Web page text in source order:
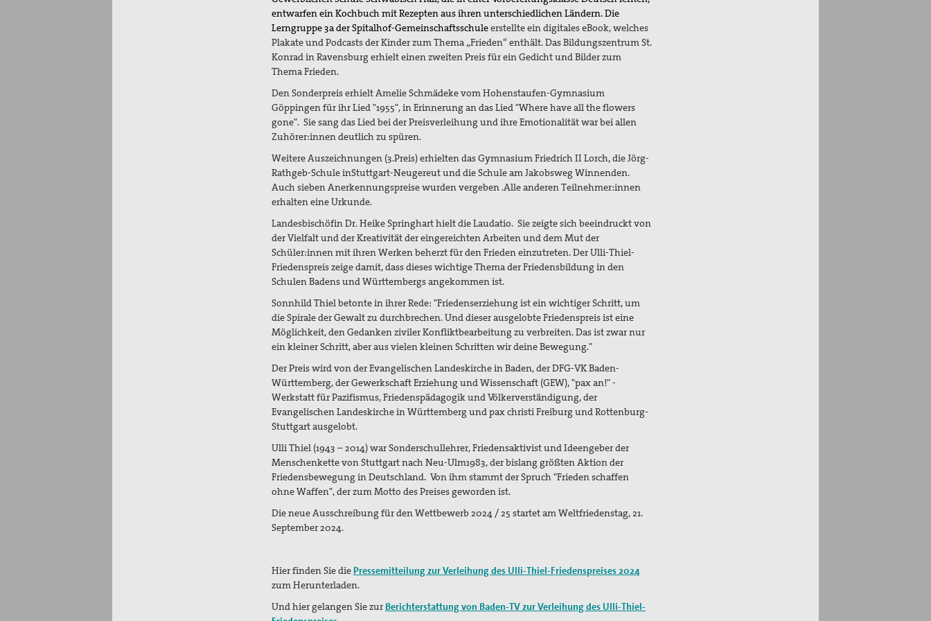
entwarfen ein Kochbuch mit Rezepten aus ihren unterschiedlichen Ländern. Die
Lerngruppe 3a der Spitalhof-Gemeinschaftsschuleerstellte ein digitales eBook, welches
Plakate und Podcasts der Kinder zum Thema „Frieden“ enthält. Das Bildungszentrum St.
Konrad in Ravensburg erhielt einen zweiten Preis für ein Gedicht und Bilder zum
Thema Frieden.
Den Sonderpreis erhielt Amelie Schmädeke vom Hohenstaufen-Gymnasium
Göppingen für ihr Lied "1955", in Erinnerung an das Lied "Where have all the flowers
gone". Sie sang das Lied bei der Preisverleihung und ihre Emotionalität war bei allen
Zuhörer:innen deutlich zu spüren.
Weitere Auszeichnungen (3.Preis) erhielten das Gymnasium Friedrich II Lorch, die Jörg-
Rathgeb-Schule inStuttgart-Neugereut und die Schule am Jakobsweg Winnenden.
Auch sieben Anerkennungspreise wurden vergeben .Alle anderen Teilnehmer:innen
erhalten eine Urkunde.
Landesbischöfin Dr. Heike Springhart hielt die Laudatio. Sie zeigte sich beeindruckt von
der Vielfalt und der Kreativität der eingereichten Arbeiten und dem Mut der
Schüler:innen mit ihren Werken beherzt für den Frieden einzutreten. Der Ulli-Thiel-
Friedenspreis zeige damit, dass dieses wichtige Thema der Friedensbildung in den
Schulen Badens und Württembergs angekommen ist.
Sonnhild Thiel betonte in ihrer Rede: "Friedenserziehung ist ein wichtiger Schritt, um
die Spirale der Gewalt zu durchbrechen. Und dieser ausgelobte Friedenspreis ist eine
Möglichkeit, den Gedanken ziviler Konfliktbearbeitung zu verbreiten. Das ist zwar nur
ein kleiner Schritt, aber aus vielen kleinen Schritten wir deine Bewegung."
Der Preis wird von der Evangelischen Landeskirche in Baden, der DFG-VK Baden-
Württemberg, der Gewerkschaft Erziehung und Wissenschaft (GEW), "pax an!" -
Werkstatt für Pazifismus, Friedenspädagogik und Völkerverständigung, der
Evangelischen Landeskirche in Württemberg und pax christi Freiburg und Rottenburg-
Stuttgart ausgelobt.
Ulli Thiel (1943 – 2014) war Sonderschullehrer, Friedensaktivist und Ideengeber der
Menschenkette von Stuttgart nach Neu-Ulm1983, der bislang größten Aktion der
Friedensbewegung in Deutschland. Von ihm stammt der Spruch "Frieden schaffen
ohne Waffen", der zum Motto des Preises geworden ist.
Die neue Ausschreibung für den Wettbewerb 2024 / 25 startet am Weltfriedenstag, 21.
September 2024.
Hier finden Sie die Pressemitteilung zur Verleihung des Ulli-Thiel-Friedenspreises 2024
zum Herunterladen.
Und hier gelangen Sie zurBerichterstattung von Baden-TV zur Verleihung des Ulli-Thiel-